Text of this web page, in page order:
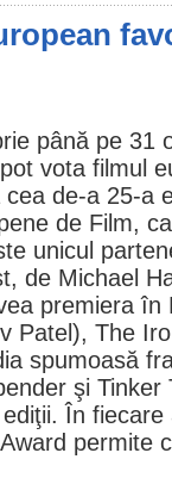
până pe 31
vota filmul
de-a 25-a
de Film,
unicul
, de Michael
premiera în
Patel), The
spumoasă
şi Tinker
În fiecare
Award permite